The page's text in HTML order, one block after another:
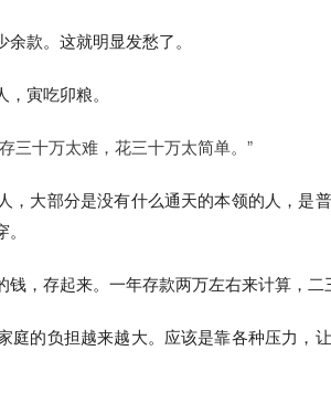
款。这就明显发愁了。
寅吃卯粮。
三十万太难，花三十万太简单。”
，大部分是没有什么通天的本领的人，是
，存起来。一年存款两万左右来计算，二
庭的负担越来越大。应该是靠各种压力，